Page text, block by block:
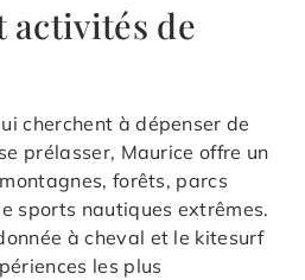
activités de
cherchent à dépenser de
prélasser, Maurice offre un
forêts, parcs
sports nautiques extrêmes.
à cheval et le kitesurf
les plus